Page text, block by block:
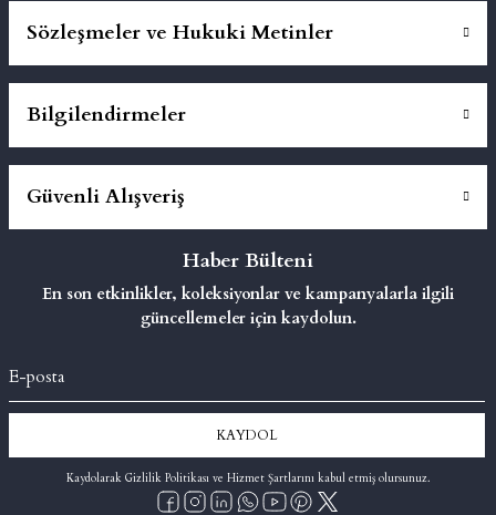
Sözleşmeler ve Hukuki Metinler
Bilgilendirmeler
Güvenli Alışveriş
Haber Bülteni
En son etkinlikler, koleksiyonlar ve kampanyalarla ilgili
güncellemeler için kaydolun.
KAYDOL
Kaydolarak Gizlilik Politikası ve Hizmet Şartlarını kabul etmiş olursunuz.